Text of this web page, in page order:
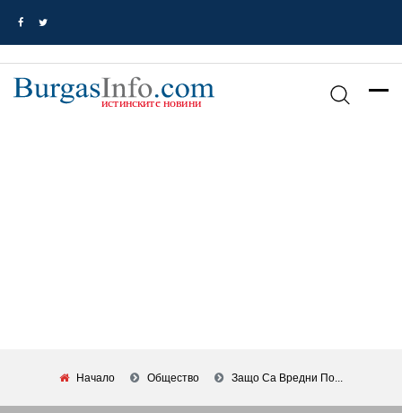
Начало Общество Защо Са Вредни По...